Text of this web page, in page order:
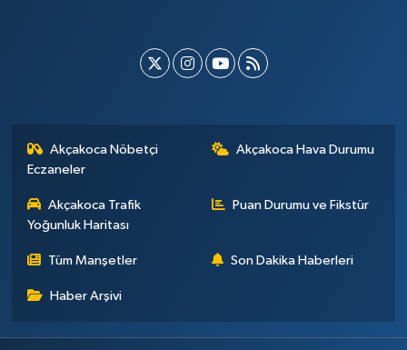
Akçakoca Nöbetçi
Eczaneler
Akçakoca Hava Durumu
Akçakoca Trafik
Yoğunluk Haritası
Puan Durumu ve Fikstür
Tüm Manşetler Son Dakika Haberleri
Haber Arşivi